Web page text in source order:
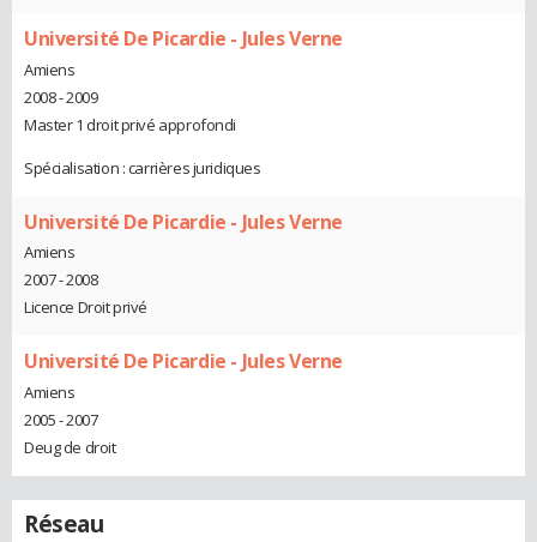
Université De Picardie - Jules Verne
Amiens
2008 - 2009
Master 1 droit privé approfondi
Spécialisation : carrières juridiques
Université De Picardie - Jules Verne
Amiens
2007 - 2008
Licence Droit privé
Université De Picardie - Jules Verne
Amiens
2005 - 2007
Deug de droit
Réseau